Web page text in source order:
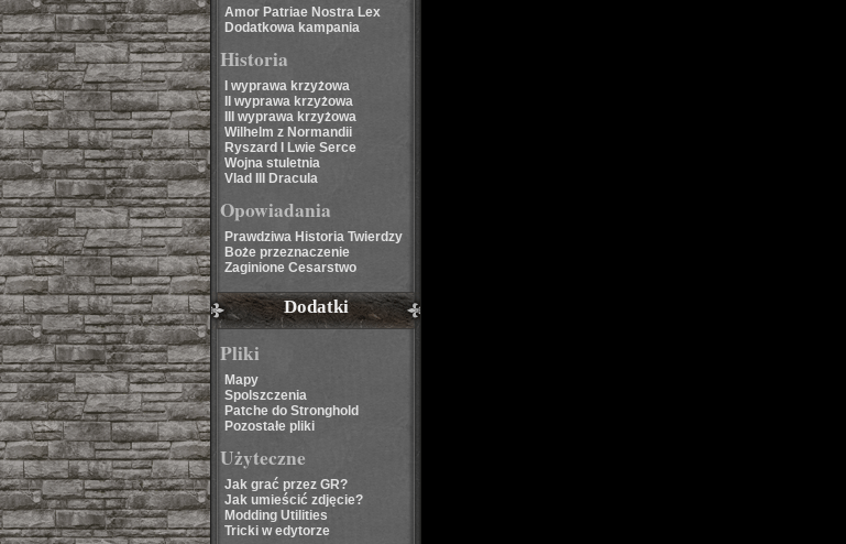
Amor Patriae Nostra Lex
Dodatkowa kampania
Historia
I wyprawa krzyżowa
II wyprawa krzyżowa
III wyprawa krzyżowa
Wilhelm z Normandii
Ryszard I Lwie Serce
Wojna stuletnia
Vlad III Dracula
Opowiadania
Prawdziwa Historia Twierdzy
Boże przeznaczenie
Zaginione Cesarstwo
Dodatki
Pliki
Mapy
Spolszczenia
Patche do Stronghold
Pozostałe pliki
Użyteczne
Jak grać przez GR?
Jak umieścić zdjęcie?
Modding Utilities
Tricki w edytorze